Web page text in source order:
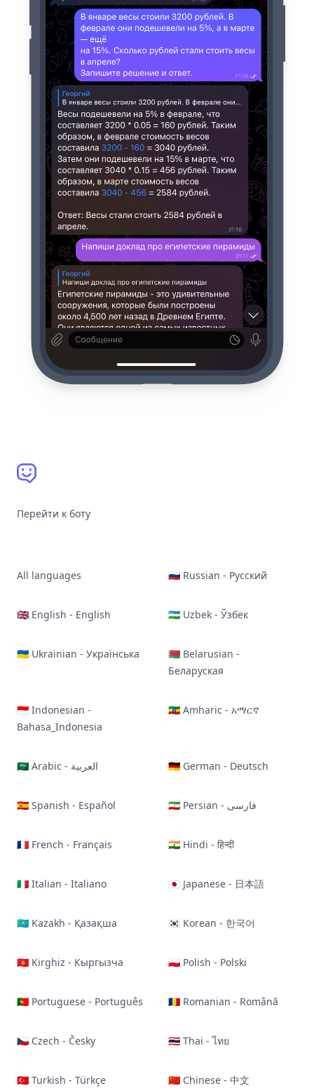
Перейти к боту
All languages 🇷🇺 Russian - Русский
🇬🇧 English - English 🇺🇿 Uzbek - Ўзбек
🇺🇦 Ukrainian - Українська
🇧🇾 Belarusian -
Беларуская
🇮🇩 Indonesian -
Bahasa_Indonesia
🇪🇹 Amharic - አማርኛ
🇸🇦 Arabic - العربية 🇩🇪 German - Deutsch
🇪🇸 Spanish - Español 🇮🇷 Persian - فارسی
🇫🇷 French - Français 🇮🇳 Hindi - हिन्दी
🇮🇹 Italian - Italiano 🇯🇵 Japanese - 日本語
🇰🇿 Kazakh - Қазақша 🇰🇷 Korean - 한국어
🇰🇬 Kirghiz - Кыргызча 🇵🇱 Polish - Polski
🇵🇹 Portuguese - Português 🇷🇴 Romanian - Română
🇨🇿 Czech - Česky 🇹🇭 Thai - ไทย
🇹🇷 Turkish - Türkçe 🇨🇳 Chinese - 中文